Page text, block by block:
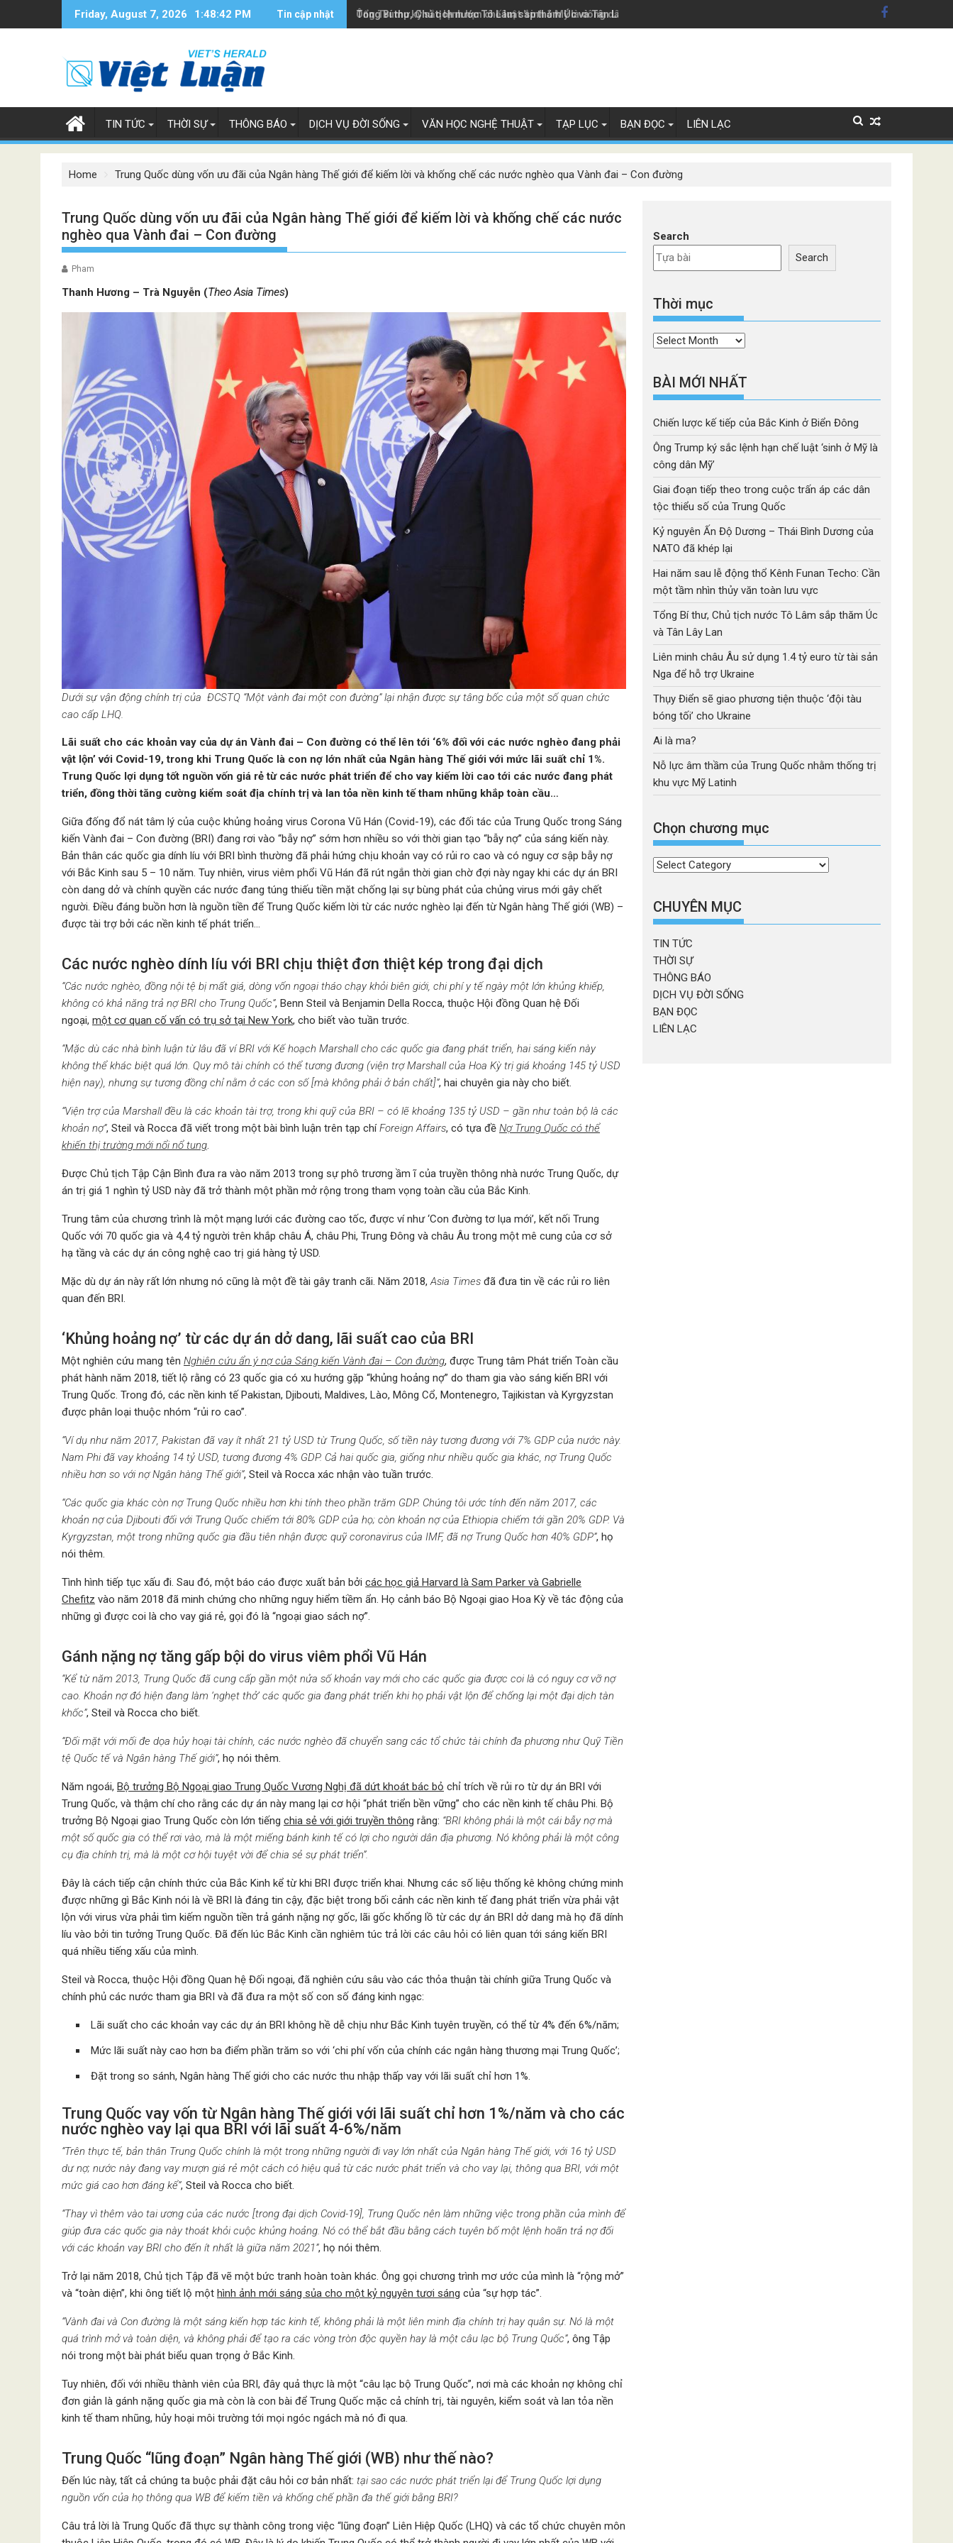
Friday, August 7, 2026 1:48:43 PM Tin cập nhật Ông Trump ký sắc lệnh hạn chế luật 'sinh ở Mỹ là công dân Mỹ'
Tổng Bí thư, Chủ tịch nước Tô Lâm sắp thăm Úc và Tân Lây Lan
TIN TỨC THỜI SỰ THÔNG BÁO DỊCH VỤ ĐỜI SỐNG VĂN HỌC NGHỆ THUẬT TẠP LỤC BẠN ĐỌC LIÊN LẠC
Home Trung Quốc dùng vốn ưu đãi của Ngân hàng Thế giới để kiếm lời và khống chế các nước nghèo qua Vành đai – Con đường
Trung Quốc dùng vốn ưu đãi của Ngân hàng Thế giới để kiếm lời và khống chế các nước
nghèo qua Vành đai – Con đường
Pham
Thanh Hương – Trà Nguyễn (Theo Asia Times)
Dưới sự vận động chính trị của ĐCSTQ “Một vành đai một con đường” lại nhận được sự tâng bốc của một số quan chức
cao cấp LHQ.
Lãi suất cho các khoản vay của dự án Vành đai – Con đường có thể lên tới ‘6% đối với các nước nghèo đang phải
vật lộn’ với Covid-19, trong khi Trung Quốc là con nợ lớn nhất của Ngân hàng Thế giới với mức lãi suất chỉ 1%.
Trung Quốc lợi dụng tốt nguồn vốn giá rẻ từ các nước phát triển để cho vay kiếm lời cao tới các nước đang phát
triển, đồng thời tăng cường kiểm soát địa chính trị và lan tỏa nền kinh tế tham nhũng khắp toàn cầu…
Giữa đống đổ nát tâm lý của cuộc khủng hoảng virus Corona Vũ Hán (Covid-19), các đối tác của Trung Quốc trong Sáng
kiến Vành đai – Con đường (BRI) đang rơi vào “bẫy nợ” sớm hơn nhiều so với thời gian tạo “bẫy nợ” của sáng kiến này.
Bản thân các quốc gia dính líu với BRI bình thường đã phải hứng chịu khoản vay có rủi ro cao và có nguy cơ sập bẫy nợ
với Bắc Kinh sau 5 – 10 năm. Tuy nhiên, virus viêm phổi Vũ Hán đã rút ngắn thời gian chờ đợi này ngay khi các dự án BRI
còn dang dở và chính quyền các nước đang túng thiếu tiền mặt chống lại sự bùng phát của chủng virus mới gây chết
người. Điều đáng buồn hơn là nguồn tiền để Trung Quốc kiếm lời từ các nước nghèo lại đến từ Ngân hàng Thế giới (WB) –
được tài trợ bởi các nền kinh tế phát triển…
Các nước nghèo dính líu với BRI chịu thiệt đơn thiệt kép trong đại dịch
“Các nước nghèo, đồng nội tệ bị mất giá, dòng vốn ngoại tháo chạy khỏi biên giới, chi phí y tế ngày một lớn khủng khiếp,
không có khả năng trả nợ BRI cho Trung Quốc”, Benn Steil và Benjamin Della Rocca, thuộc Hội đồng Quan hệ Đối
ngoại, một cơ quan cố vấn có trụ sở tại New York, cho biết vào tuần trước.
“Mặc dù các nhà bình luận từ lâu đã ví BRI với Kế hoạch Marshall cho các quốc gia đang phát triển, hai sáng kiến này
không thể khác biệt quá lớn. Quy mô tài chính có thể tương đương (viện trợ Marshall của Hoa Kỳ trị giá khoảng 145 tỷ USD
hiện nay), nhưng sự tương đồng chỉ nằm ở các con số [mà không phải ở bản chất]”, hai chuyên gia này cho biết.
“Viện trợ của Marshall đều là các khoản tài trợ, trong khi quỹ của BRI – có lẽ khoảng 135 tỷ USD – gần như toàn bộ là các
khoản nợ”, Steil và Rocca đã viết trong một bài bình luận trên tạp chíForeign Affairs, có tựa đề Nợ Trung Quốc có thể
khiến thị trường mới nổi nổ tung.
Được Chủ tịch Tập Cận Bình đưa ra vào năm 2013 trong sự phô trương ầm ĩ của truyền thông nhà nước Trung Quốc, dự
án trị giá 1 nghìn tỷ USD này đã trở thành một phần mở rộng trong tham vọng toàn cầu của Bắc Kinh.
Trung tâm của chương trình là một mạng lưới các đường cao tốc, được ví như ‘Con đường tơ lụa mới’, kết nối Trung
Quốc với 70 quốc gia và 4,4 tỷ người trên khắp châu Á, châu Phi, Trung Đông và châu Âu trong một mê cung của cơ sở
hạ tầng và các dự án công nghệ cao trị giá hàng tỷ USD.
Mặc dù dự án này rất lớn nhưng nó cũng là một đề tài gây tranh cãi. Năm 2018,Asia Times đã đưa tin về các rủi ro liên
quan đến BRI.
‘Khủng hoảng nợ’ từ các dự án dở dang, lãi suất cao của BRI
Một nghiên cứu mang tên Nghiên cứu ẩn ý nợ của Sáng kiến Vành đai – Con đường, được Trung tâm Phát triển Toàn cầu
phát hành năm 2018, tiết lộ rằng có 23 quốc gia có xu hướng gặp “khủng hoảng nợ” do tham gia vào sáng kiến BRI với
Trung Quốc. Trong đó, các nền kinh tế Pakistan, Djibouti, Maldives, Lào, Mông Cổ, Montenegro, Tajikistan và Kyrgyzstan
được phân loại thuộc nhóm “rủi ro cao”.
“Ví dụ như năm 2017, Pakistan đã vay ít nhất 21 tỷ USD từ Trung Quốc, số tiền này tương đương với 7% GDP của nước này.
Nam Phi đã vay khoảng 14 tỷ USD, tương đương 4% GDP. Cả hai quốc gia, giống như nhiều quốc gia khác, nợ Trung Quốc
nhiều hơn so với nợ Ngân hàng Thế giới”, Steil và Rocca xác nhận vào tuần trước.
“Các quốc gia khác còn nợ Trung Quốc nhiều hơn khi tính theo phần trăm GDP. Chúng tôi ước tính đến năm 2017, các
khoản nợ của Djibouti đối với Trung Quốc chiếm tới 80% GDP của họ; còn khoản nợ của Ethiopia chiếm tới gần 20% GDP. Và
Kyrgyzstan, một trong những quốc gia đầu tiên nhận được quỹ coronavirus của IMF, đã nợ Trung Quốc hơn 40% GDP”, họ
nói thêm.
Tình hình tiếp tục xấu đi. Sau đó, một báo cáo được xuất bản bởi các học giả Harvard là Sam Parker và Gabrielle
Chefitz vào năm 2018 đã minh chứng cho những nguy hiểm tiềm ẩn. Họ cảnh báo Bộ Ngoại giao Hoa Kỳ về tác động của
những gì được coi là cho vay giá rẻ, gọi đó là “ngoại giao sách nợ”.
Gánh nặng nợ tăng gấp bội do virus viêm phổi Vũ Hán
“Kể từ năm 2013, Trung Quốc đã cung cấp gần một nửa số khoản vay mới cho các quốc gia được coi là có nguy cơ vỡ nợ
cao. Khoản nợ đó hiện đang làm ‘nghẹt thở’ các quốc gia đang phát triển khi họ phải vật lộn để chống lại một đại dịch tàn
khốc”, Steil và Rocca cho biết.
“Đối mặt với mối đe dọa hủy hoại tài chính, các nước nghèo đã chuyển sang các tổ chức tài chính đa phương như Quỹ Tiền
tệ Quốc tế và Ngân hàng Thế giới”, họ nói thêm.
Năm ngoái, Bộ trưởng Bộ Ngoại giao Trung Quốc Vương Nghị đã dứt khoát bác bỏ chỉ trích về rủi ro từ dự án BRI với
Trung Quốc, và thậm chí cho rằng các dự án này mang lại cơ hội “phát triển bền vững” cho các nền kinh tế châu Phi. Bộ
trưởng Bộ Ngoại giao Trung Quốc còn lớn tiếng chia sẻ với giới truyền thông rằng: “BRI không phải là một cái bẫy nợ mà
một số quốc gia có thể rơi vào, mà là một miếng bánh kinh tế có lợi cho người dân địa phương. Nó không phải là một công
cụ địa chính trị, mà là một cơ hội tuyệt vời để chia sẻ sự phát triển”.
Đây là cách tiếp cận chính thức của Bắc Kinh kể từ khi BRI được triển khai. Nhưng các số liệu thống kê không chứng minh
được những gì Bắc Kinh nói là về BRI là đáng tin cậy, đặc biệt trong bối cảnh các nền kinh tế đang phát triển vừa phải vật
lộn với virus vừa phải tìm kiếm nguồn tiền trả gánh nặng nợ gốc, lãi gốc khổng lồ từ các dự án BRI dở dang mà họ đã dính
líu vào bởi tin tưởng Trung Quốc. Đã đến lúc Bắc Kinh cần nghiêm túc trả lời các câu hỏi có liên quan tới sáng kiến BRI
quá nhiều tiếng xấu của mình.
Steil và Rocca, thuộc Hội đồng Quan hệ Đối ngoại, đã nghiên cứu sâu vào các thỏa thuận tài chính giữa Trung Quốc và
chính phủ các nước tham gia BRI và đã đưa ra một số con số đáng kinh ngạc:
Lãi suất cho các khoản vay các dự án BRI không hề dễ chịu như Bắc Kinh tuyên truyền, có thể từ 4% đến 6%/năm;
Mức lãi suất này cao hơn ba điểm phần trăm so với ‘chi phí vốn của chính các ngân hàng thương mại Trung Quốc’;
Đặt trong so sánh, Ngân hàng Thế giới cho các nước thu nhập thấp vay với lãi suất chỉ hơn 1%.
Trung Quốc vay vốn từ Ngân hàng Thế giới với lãi suất chỉ hơn 1%/năm và cho các
nước nghèo vay lại qua BRI với lãi suất 4-6%/năm
“Trên thực tế, bản thân Trung Quốc chính là một trong những người đi vay lớn nhất của Ngân hàng Thế giới, với 16 tỷ USD
dư nợ; nước này đang vay mượn giá rẻ một cách có hiệu quả từ các nước phát triển và cho vay lại, thông qua BRI, với một
mức giá cao hơn đáng kể”, Steil và Rocca cho biết.
“Thay vì thêm vào tai ương của các nước [trong đại dịch Covid-19], Trung Quốc nên làm những việc trong phần của mình để
giúp đưa các quốc gia này thoát khỏi cuộc khủng hoảng. Nó có thể bắt đầu bằng cách tuyên bố một lệnh hoãn trả nợ đối
với các khoản vay BRI cho đến ít nhất là giữa năm 2021”, họ nói thêm.
Trở lại năm 2018, Chủ tịch Tập đã vẽ một bức tranh hoàn toàn khác. Ông gọi chương trình mơ ước của mình là “rộng mở”
và “toàn diện”, khi ông tiết lộ một hình ảnh mới sáng sủa cho một kỷ nguyên tươi sáng của “sự hợp tác”.
“Vành đai và Con đường là một sáng kiến hợp tác kinh tế, không phải là một liên minh địa chính trị hay quân sự. Nó là một
quá trình mở và toàn diện, và không phải để tạo ra các vòng tròn độc quyền hay là một câu lạc bộ Trung Quốc”, ông Tập
nói trong một bài phát biểu quan trọng ở Bắc Kinh.
Tuy nhiên, đối với nhiều thành viên của BRI, đây quả thực là một “câu lạc bộ Trung Quốc”, nơi mà các khoản nợ không chỉ
đơn giản là gánh nặng quốc gia mà còn là con bài để Trung Quốc mặc cả chính trị, tài nguyên, kiểm soát và lan tỏa nền
kinh tế tham nhũng, hủy hoại môi trường tới mọi ngóc ngách mà nó đi qua.
Trung Quốc “lũng đoạn” Ngân hàng Thế giới (WB) như thế nào?
Đến lúc này, tất cả chúng ta buộc phải đặt câu hỏi cơ bản nhất: tại sao các nước phát triển lại để Trung Quốc lợi dụng
nguồn vốn của họ thông qua WB để kiếm tiền và khống chế phần đa thế giới bằng BRI?
Câu trả lời là Trung Quốc đã thực sự thành công trong việc “lũng đoạn” Liên Hiệp Quốc (LHQ) và các tổ chức chuyên môn
Search
Search
Thời mục
Thời
BÀI MỚI NHẤT
Chiến lược kế tiếp của Bắc Kinh ở Biển Đông
Ông Trump ký sắc lệnh hạn chế luật ‘sinh ở Mỹ là
công dân Mỹ’
Giai đoạn tiếp theo trong cuộc trấn áp các dân
tộc thiểu số của Trung Quốc
Kỷ nguyên Ấn Độ Dương – Thái Bình Dương của
NATO đã khép lại
Hai năm sau lễ động thổ Kênh Funan Techo: Cần
một tầm nhìn thủy văn toàn lưu vực
Tổng Bí thư, Chủ tịch nước Tô Lâm sắp thăm Úc
và Tân Lây Lan
Liên minh châu Âu sử dụng 1.4 tỷ euro từ tài sản
Nga để hỗ trợ Ukraine
Thụy Điển sẽ giao phương tiện thuộc ‘đội tàu
bóng tối’ cho Ukraine
Ai là ma?
Nỗ lực âm thầm của Trung Quốc nhằm thống trị
khu vực Mỹ Latinh
Chọn chương mục
Chọn
mục
CHUYÊN MỤC
TIN TỨC
THỜI SỰ
THÔNG BÁO
DỊCH VỤ ĐỜI SỐNG
BẠN ĐỌC
LIÊN LẠC